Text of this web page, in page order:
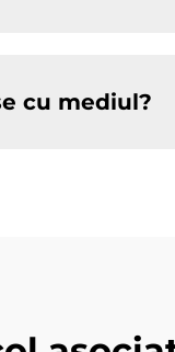
cu mediul?